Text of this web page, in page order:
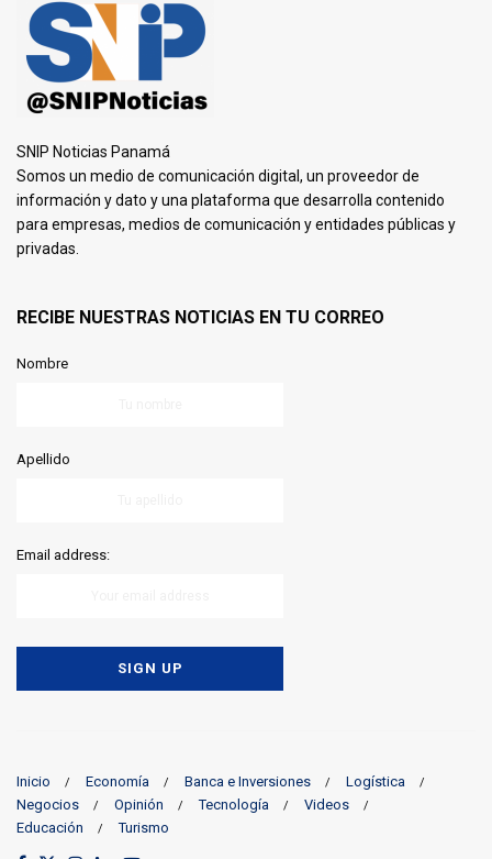
SNIP Noticias Panamá
Somos un medio de comunicación digital, un proveedor de
información y dato y una plataforma que desarrolla contenido
para empresas, medios de comunicación y entidades públicas y
privadas.
RECIBE NUESTRAS NOTICIAS EN TU CORREO
Nombre
Apellido
Email address:
Inicio Economía Banca e Inversiones
Logística
Negocios
Opinión Tecnología
Videos
Educación
Turismo